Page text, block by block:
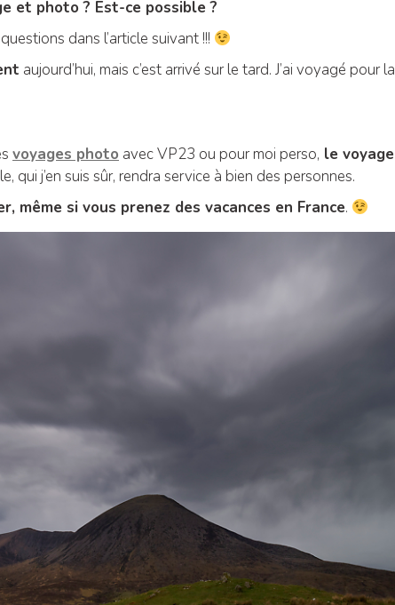
et photo ? Est-ce possible ?
dans l’article suivant !!!
aujourd’hui, mais c’est arrivé sur le tard. J’ai voyagé pour la
voyages photo avec VP23 ou pour moi perso, le voyage
qui j’en suis sûr, rendra service à bien des personnes.
même si vous prenez des vacances en France.